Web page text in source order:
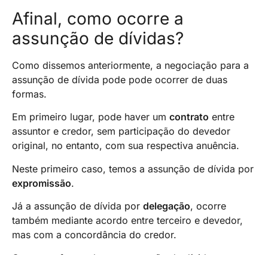
Afinal, como ocorre a
assunção de dívidas?
Como dissemos anteriormente, a negociação para a
assunção de dívida pode pode ocorrer de duas
formas.
Em primeiro lugar, pode haver um contrato entre
assuntor e credor, sem participação do devedor
original, no entanto, com sua respectiva anuência.
Neste primeiro caso, temos a assunção de dívida por
expromissão.
Já a assunção de dívida por delegação, ocorre
também mediante acordo entre terceiro e devedor,
mas com a concordância do credor.